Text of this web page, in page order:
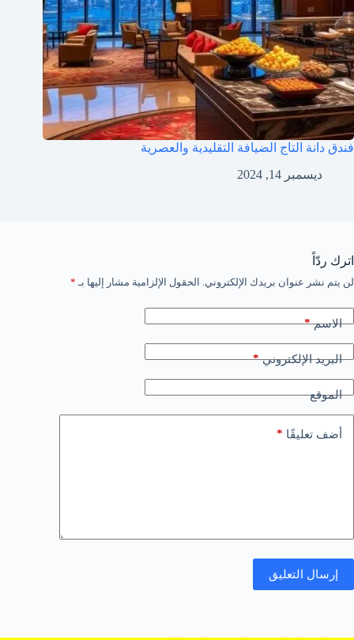
فندق دانة التاج الضيافة التقليدية والعصرية
ديسمبر 14, 2024
اترك ردّاً
لن يتم نشر عنوان بريدك الإلكتروني. الحقول الإلزامية مشار إليها بـ *
الاسم*
البريد الإلكتروني*
الموقع
أضف تعليقًا *
إرسال التعليق